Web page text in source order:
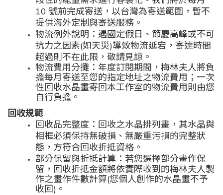
10 號前完成寄送，以台灣為寄送範圍，暫不
提供海外定制與寄送服務。
物流例外說明：遇國定假日、節慶高峰或不可
抗力之因素(如天災)導致物流延宕，寄達時間
超過則不在此限，敬請見諒。
物流費用分攤： 年度訂閱期間，梅林夫人將負
擔每月寄送至您的指定地址之物流費用；一次
性回收水晶畫寄回本工作室的物流費用則由您
自行負擔。
回收規範
回收品完整度：回收之水晶排列畫，其水晶與
相框必須保持無破損、無嚴重污損的完整狀
態，方符合回收折抵資格。
部分保留與折抵計算： 若您選擇部分畫作保
留，回收折抵金額將依實際收到的梅林夫人製
作之畫作件數計算(您個人創作的水晶畫不予
收回)。